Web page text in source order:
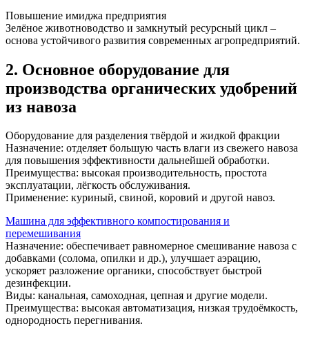
Повышение имиджа предприятия
Зелёное животноводство и замкнутый ресурсный цикл –
основа устойчивого развития современных агропредприятий.
2. Основное оборудование для
производства органических удобрений
из навоза
Оборудование для разделения твёрдой и жидкой фракции
Назначение: отделяет большую часть влаги из свежего навоза
для повышения эффективности дальнейшей обработки.
Преимущества: высокая производительность, простота
эксплуатации, лёгкость обслуживания.
Применение: куриный, свиной, коровий и другой навоз.
Машина для эффективного компостирования и
перемешивания
Назначение: обеспечивает равномерное смешивание навоза с
добавками (солома, опилки и др.), улучшает аэрацию,
ускоряет разложение органики, способствует быстрой
дезинфекции.
Виды: канальная, самоходная, цепная и другие модели.
Преимущества: высокая автоматизация, низкая трудоёмкость,
однородность перегнивания.